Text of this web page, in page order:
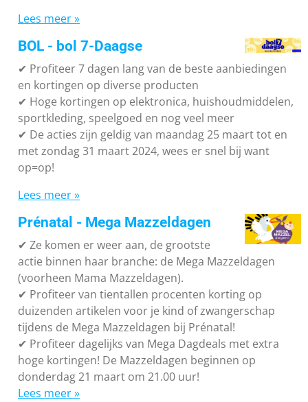
Lees meer »
BOL - bol 7-Daagse
✔ Profiteer 7 dagen lang van de beste aanbiedingen
en kortingen op diverse producten
✔ Hoge kortingen op elektronica, huishoudmiddelen,
sportkleding, speelgoed en nog veel meer
✔ De acties zijn geldig van maandag 25 maart tot en
met zondag 31 maart 2024, wees er snel bij want
op=op!
Lees meer »
Prénatal - Mega Mazzeldagen
✔ Ze komen er weer aan, de grootste
actie binnen haar branche: de Mega Mazzeldagen
(voorheen Mama Mazzeldagen).
✔ Profiteer van tientallen procenten korting op
duizenden artikelen voor je kind of zwangerschap
tijdens de Mega Mazzeldagen bij Prénatal!
✔ Profiteer dagelijks van Mega Dagdeals met extra
hoge kortingen! De Mazzeldagen beginnen op
donderdag 21 maart om 21.00 uur!
Lees meer »